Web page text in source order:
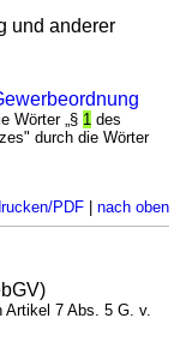
und anderer
Wörter „§ 1 des
durch die Wörter
PDF| nach oben
7 Abs. 5 G. v.